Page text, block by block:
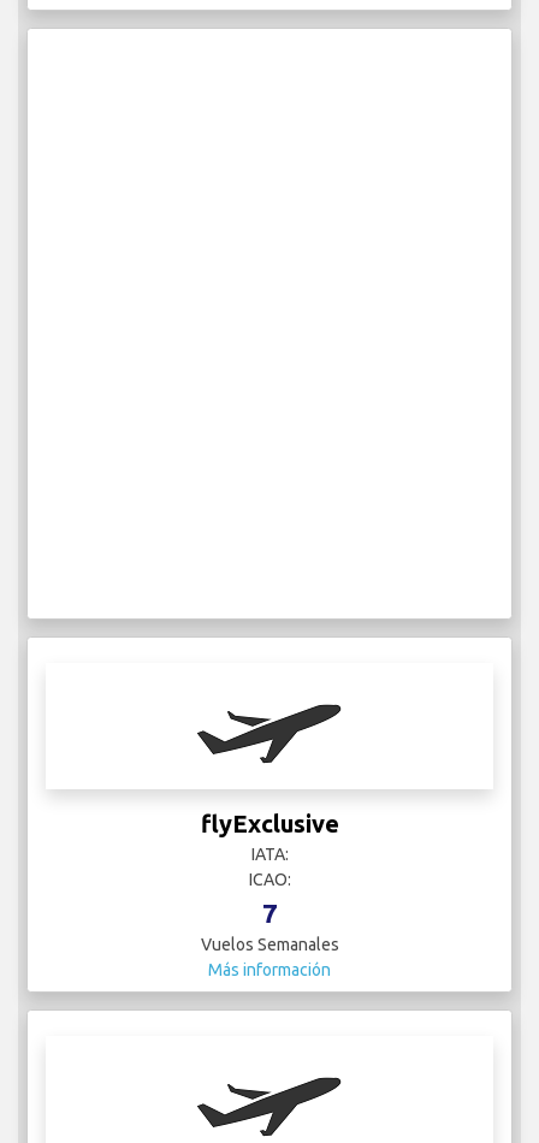
flyExclusive
IATA:
ICAO:
7
Vuelos Semanales
Más información